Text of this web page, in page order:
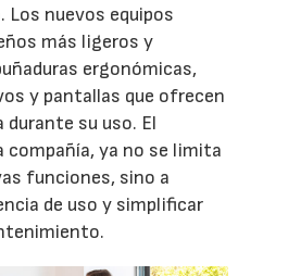
Los nuevos equipos
más ligeros y
ergonómicas,
y pantallas que ofrecen
su uso. El
compañía, ya no se limita
funciones, sino a
de uso y simplificar